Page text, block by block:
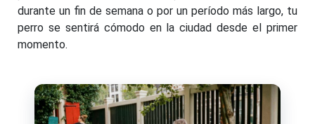
durante un fin de semana o por un período más largo, tu
perro se sentirá cómodo en la ciudad desde el primer
momento.